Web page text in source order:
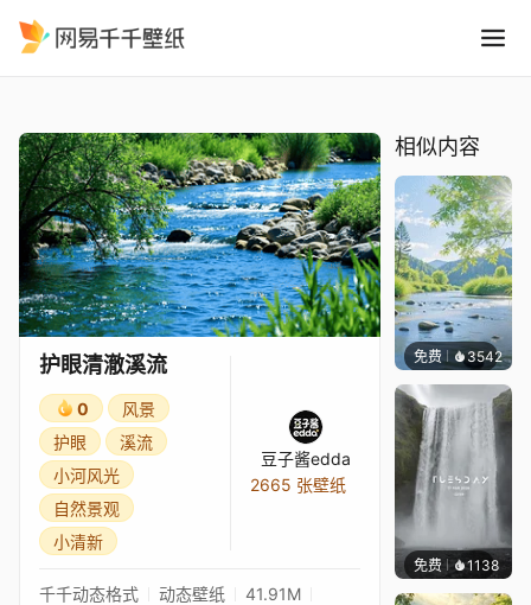
护眼清澈溪流
0
风景
护眼
溪流
小河风光
自然景观
小清新
豆子酱edda
2665 张壁纸
千千动态格式 动态壁纸
41.91M
相似内容
免费 3542豆子
免费 1138